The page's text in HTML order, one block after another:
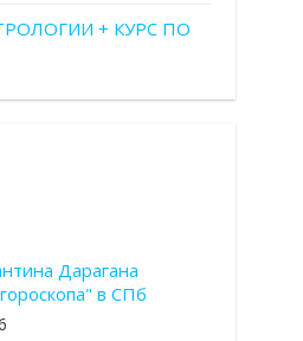
+ КУРС ПО
Дарагана
в СПб